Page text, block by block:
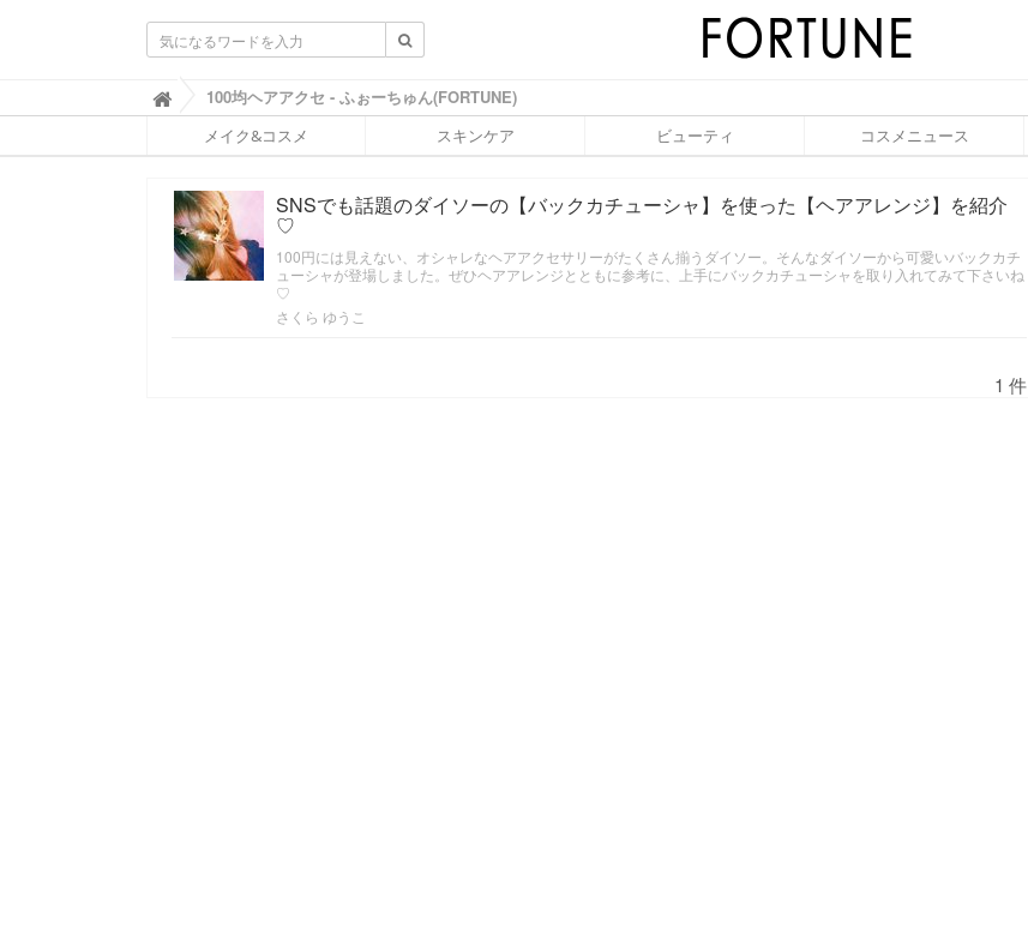
ふ
ぉ
ち
ん
(
F
O
100均ヘアアクセ - ふぉーちゅん(FORTUNE)
メイク&コスメ スキンケア ビューティ コスメニュース
SNSでも話題のダイソーの【バックカチューシャ】を使った【ヘアアレンジ】を紹介
♡
100円には見えない、オシャレなヘアアクセサリーがたくさん揃うダイソー。そんなダイソーから可愛いバックカチ
ューシャが登場しました。ぜひヘアアレンジとともに参考に、上手にバックカチューシャを取り入れてみて下さいね
♡
さくら ゆうこ
1 件